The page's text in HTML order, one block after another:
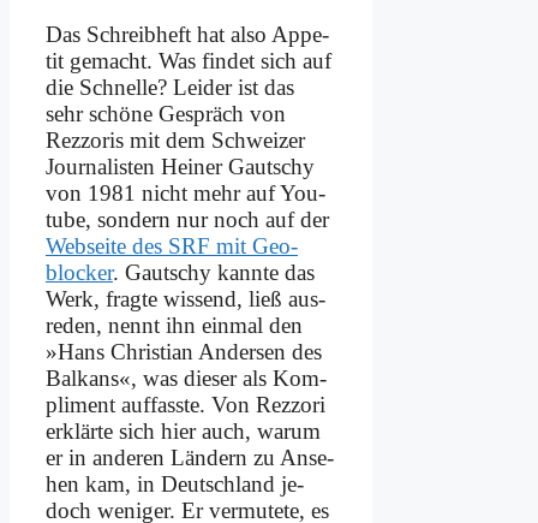
Das Schreib­heft hat al­so Ap­pe­
tit ge­macht. Was fin­det sich auf
die Schnel­le? Lei­der ist das
sehr schö­ne Ge­spräch von
Rezz­oris mit dem Schwei­zer
Jour­na­li­sten Hei­ner Gaut­schy
von 1981 nicht mehr auf You­
tube, son­dern nur noch auf der
Web­sei­te des SRF mit Ge­o­
blocker. Gaut­schy kann­te das
Werk, frag­te wis­send, ließ aus­
re­den, nennt ihn ein­mal den
»Hans Chri­sti­an An­der­sen des
Bal­kans«, was die­ser als Kom­
pli­ment auf­fass­te. Von Rezz­ori
er­klär­te sich hier auch, war­um
er in an­de­ren Län­dern zu An­se­
hen kam, in Deutsch­land je­
doch we­ni­ger. Er ver­mu­te­te, es